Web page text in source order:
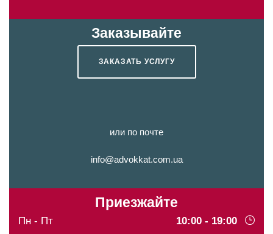
Заказывайте
ЗАКАЗАТЬ УСЛУГУ
или по почте
info@advokkat.com.ua
Приезжайте
Пн - Пт 10:00 - 19:00